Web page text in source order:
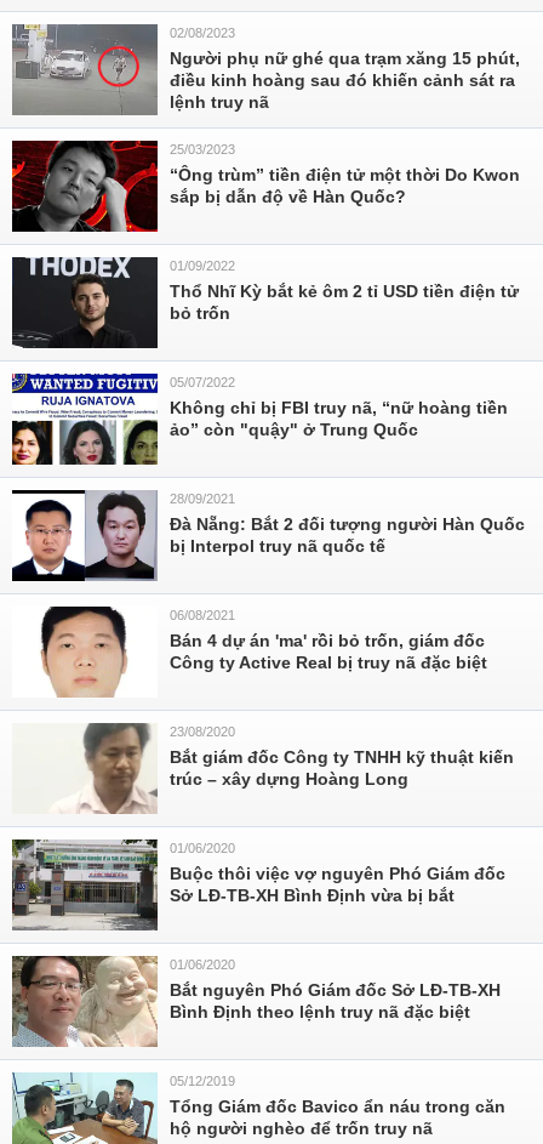
02/08/2023
Người phụ nữ ghé qua trạm xăng 15 phút,
điều kinh hoàng sau đó khiến cảnh sát ra
lệnh truy nã
25/03/2023
“Ông trùm” tiền điện tử một thời Do Kwon
sắp bị dẫn độ về Hàn Quốc?
01/09/2022
Thổ Nhĩ Kỳ bắt kẻ ôm 2 tỉ USD tiền điện tử
bỏ trốn
05/07/2022
Không chỉ bị FBI truy nã, “nữ hoàng tiền
ảo” còn "quậy" ở Trung Quốc
28/09/2021
Đà Nẵng: Bắt 2 đối tượng người Hàn Quốc
bị Interpol truy nã quốc tế
06/08/2021
Bán 4 dự án 'ma' rồi bỏ trốn, giám đốc
Công ty Active Real bị truy nã đặc biệt
23/08/2020
Bắt giám đốc Công ty TNHH kỹ thuật kiến
trúc – xây dựng Hoàng Long
01/06/2020
Buộc thôi việc vợ nguyên Phó Giám đốc
Sở LĐ-TB-XH Bình Định vừa bị bắt
01/06/2020
Bắt nguyên Phó Giám đốc Sở LĐ-TB-XH
Bình Định theo lệnh truy nã đặc biệt
05/12/2019
Tổng Giám đốc Bavico ẩn náu trong căn
hộ người nghèo để trốn truy nã